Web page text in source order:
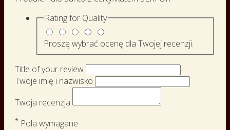
Rating for Quality
Proszę wybrać ocenę dla Twojej recenzji.
Title of your review
Twoje imię i nazwisko
Twoja recenzja
* Pola wymagane